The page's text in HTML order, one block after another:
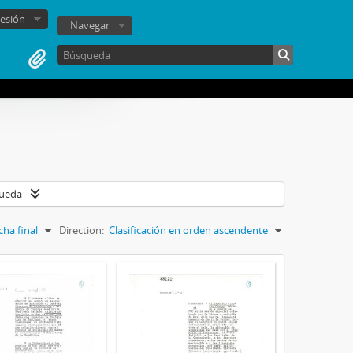
Navegar
final Direction: Clasificación en orden ascendente